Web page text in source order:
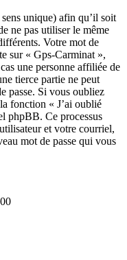
unique) afin qu’il soit
ne pas utiliser le même
Votre mot de
sur « Gps-Carminat »,
une personne affiliée de
tierce partie ne peut
passe. Si vous oubliez
fonction « J’ai oublié
phpBB. Ce processus
et votre courriel,
mot de passe qui vous